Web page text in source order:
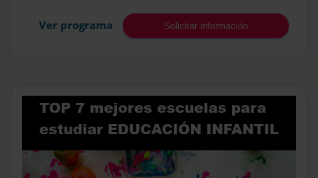
Ver programa Solicitar información